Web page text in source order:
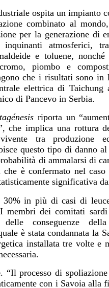
ospita un impianto
combinato al
per la generazione di
atmosferici,
e toluene,
piombo e
che i risultati sono in
elettrica di Taichung
di Pancevo in Serbia.
riporta un
che implica una rottura
tra produzione
questo tipo di danno
di ammalarsi di
è confermato nel caso
significativa
30% in più di casi di
membri dei comitati
conseguenze della
è stata condannata la
installata tre volte e
. “Il processo di
con i Savoia alla